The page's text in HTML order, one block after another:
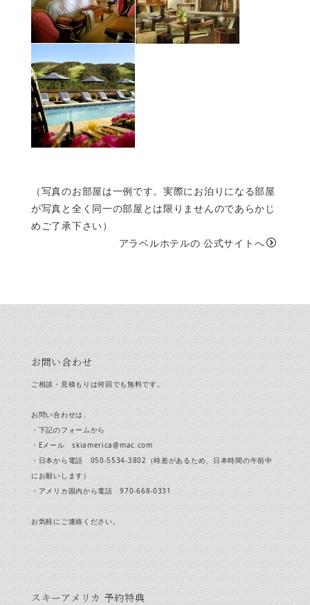
（写真のお部屋は一例です。実際にお泊りになる部屋
が写真と全く同一の部屋とは限りませんのであらかじ
めご了承下さい）
アラベルホテルの公式サイトへ
お問い合わせ
ご相談・見積もりは何回でも無料です。
お問い合わせは、
・下記のフォームから
・Eメール skiamerica@mac.com
・日本から電話 050-5534-3802（時差があるため、日本時間の午前中
にお願いします）
・アメリカ国内から電話 970-668-0331
お気軽にご連絡ください。
スキーアメリカ 予約特典